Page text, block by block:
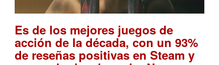
Es de los mejores juegos de
acción de la década, con un 93%
de reseñas positivas en Steam y